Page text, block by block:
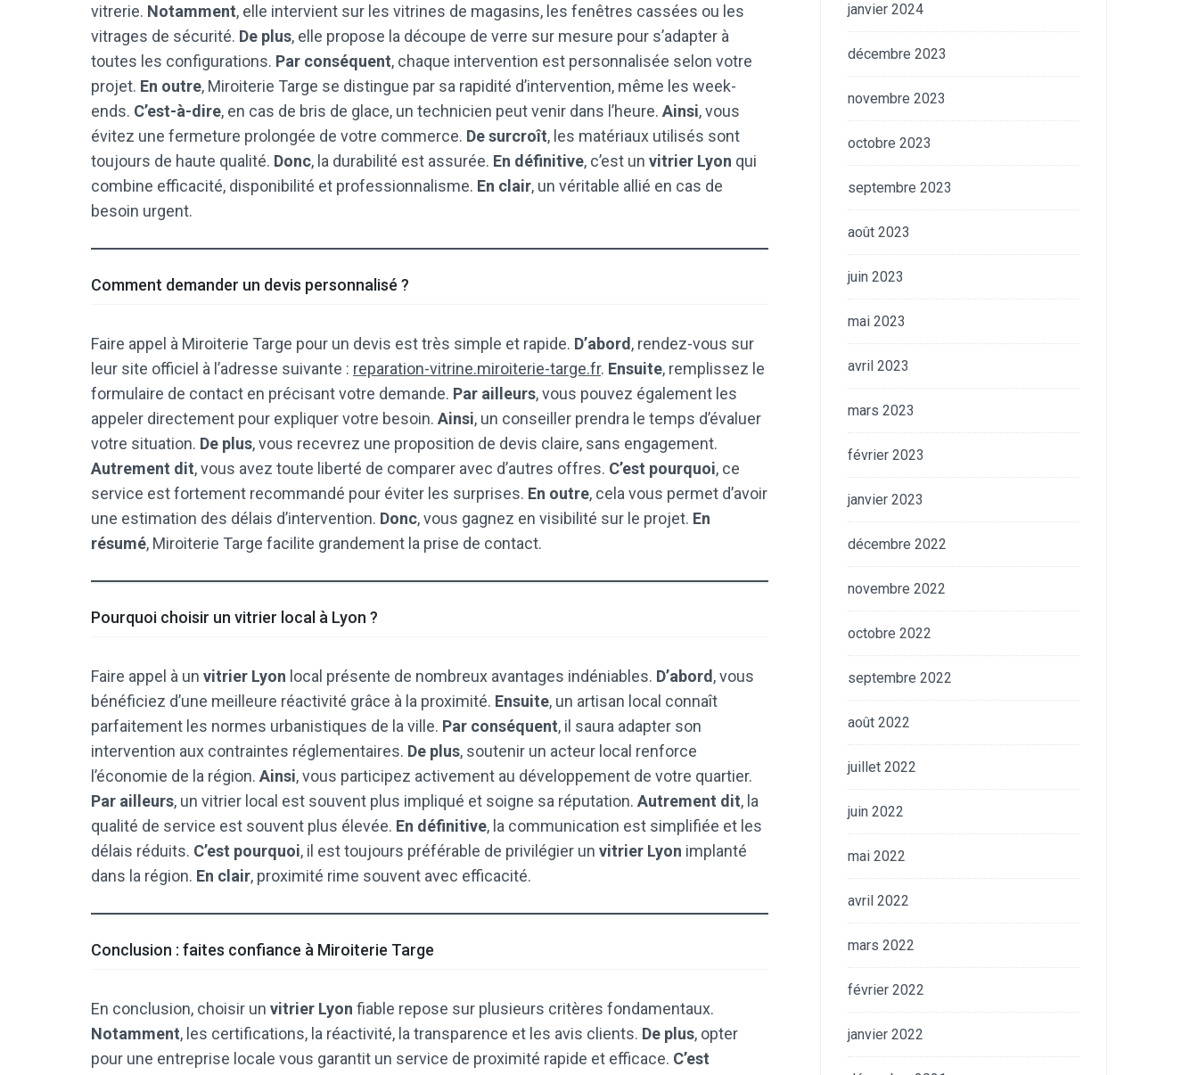
vitrerie. Notamment, elle intervient sur les vitrines de magasins, les fenêtres cassées ou les
vitrages de sécurité. De plus, elle propose la découpe de verre sur mesure pour s’adapter à
toutes les configurations. Par conséquent, chaque intervention est personnalisée selon votre
projet. En outre, Miroiterie Targe se distingue par sa rapidité d’intervention, même les week-
ends. C’est-à-dire, en cas de bris de glace, un technicien peut venir dans l’heure. Ainsi, vous
évitez une fermeture prolongée de votre commerce. De surcroît, les matériaux utilisés sont
toujours de haute qualité. Donc, la durabilité est assurée. En définitive, c’est un vitrier Lyon qui
combine efficacité, disponibilité et professionnalisme. En clair, un véritable allié en cas de
besoin urgent.
Comment demander un devis personnalisé ?
Faire appel à Miroiterie Targe pour un devis est très simple et rapide. D’abord, rendez-vous sur
leur site officiel à l’adresse suivante : reparation-vitrine.miroiterie-targe.fr. Ensuite, remplissez le
formulaire de contact en précisant votre demande. Par ailleurs, vous pouvez également les
appeler directement pour expliquer votre besoin. Ainsi, un conseiller prendra le temps d’évaluer
votre situation. De plus, vous recevrez une proposition de devis claire, sans engagement.
Autrement dit, vous avez toute liberté de comparer avec d’autres offres. C’est pourquoi, ce
service est fortement recommandé pour éviter les surprises. En outre, cela vous permet d’avoir
une estimation des délais d’intervention. Donc, vous gagnez en visibilité sur le projet. En
résumé, Miroiterie Targe facilite grandement la prise de contact.
Pourquoi choisir un vitrier local à Lyon ?
Faire appel à un vitrier Lyon local présente de nombreux avantages indéniables. D’abord, vous
bénéficiez d’une meilleure réactivité grâce à la proximité. Ensuite, un artisan local connaît
parfaitement les normes urbanistiques de la ville. Par conséquent, il saura adapter son
intervention aux contraintes réglementaires. De plus, soutenir un acteur local renforce
l’économie de la région. Ainsi, vous participez activement au développement de votre quartier.
Par ailleurs, un vitrier local est souvent plus impliqué et soigne sa réputation. Autrement dit, la
qualité de service est souvent plus élevée. En définitive, la communication est simplifiée et les
délais réduits. C’est pourquoi, il est toujours préférable de privilégier un vitrier Lyon implanté
dans la région. En clair, proximité rime souvent avec efficacité.
Conclusion : faites confiance à Miroiterie Targe
En conclusion, choisir un vitrier Lyon fiable repose sur plusieurs critères fondamentaux.
Notamment, les certifications, la réactivité, la transparence et les avis clients. De plus, opter
pour une entreprise locale vous garantit un service de proximité rapide et efficace. C’est
janvier 2024
décembre 2023
novembre 2023
octobre 2023
septembre 2023
août 2023
juin 2023
mai 2023
avril 2023
mars 2023
février 2023
janvier 2023
décembre 2022
novembre 2022
octobre 2022
septembre 2022
août 2022
juillet 2022
juin 2022
mai 2022
avril 2022
mars 2022
février 2022
janvier 2022